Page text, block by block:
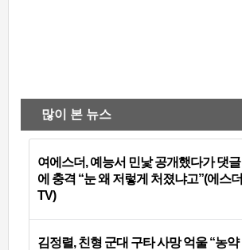
많이 본 뉴스
여에스더, 예능서 민낯 공개했다가 댓글
에 충격 “눈 왜 저렇게 처졌냐고”(에스더
TV)
김정렬, 친형 군대 구타 사망 억울 “농약